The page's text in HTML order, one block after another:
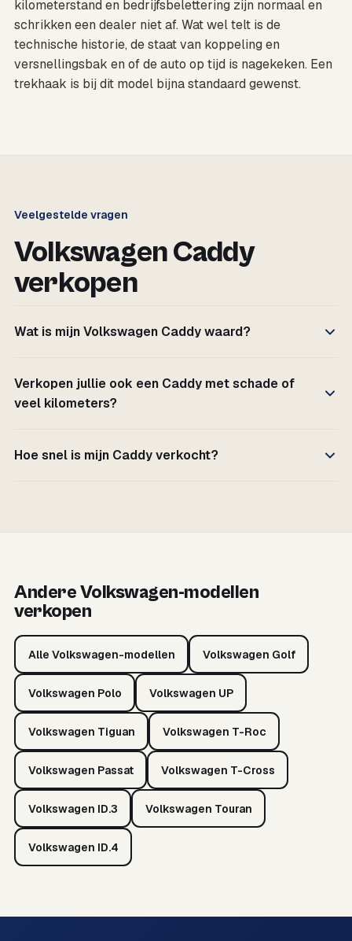
kilometerstand en bedrijfsbelettering zijn normaal en
schrikken een dealer niet af. Wat wel telt is de
technische historie, de staat van koppeling en
versnellingsbak en of de auto op tijd is nagekeken. Een
trekhaak is bij dit model bijna standaard gewenst.
Veelgestelde vragen
Volkswagen Caddy
verkopen
Wat is mijn Volkswagen Caddy waard?
Verkopen jullie ook een Caddy met schade of
veel kilometers?
Hoe snel is mijn Caddy verkocht?
Andere Volkswagen-modellen
verkopen
Alle Volkswagen-modellen Volkswagen Golf
Volkswagen Polo Volkswagen UP
Volkswagen Tiguan Volkswagen T-Roc
Volkswagen Passat Volkswagen T-Cross
Volkswagen ID.3 Volkswagen Touran
Volkswagen ID.4